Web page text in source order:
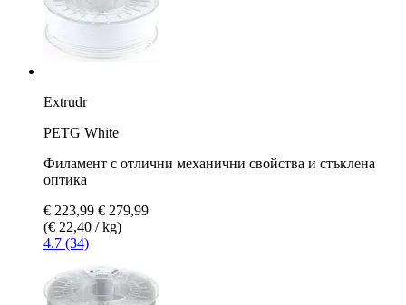
Extrudr
PETG White
Филамент с отлични механични свойства и стъклена
оптика
€ 223,99 € 279,99
(€ 22,40 / kg)
4.7 (34)